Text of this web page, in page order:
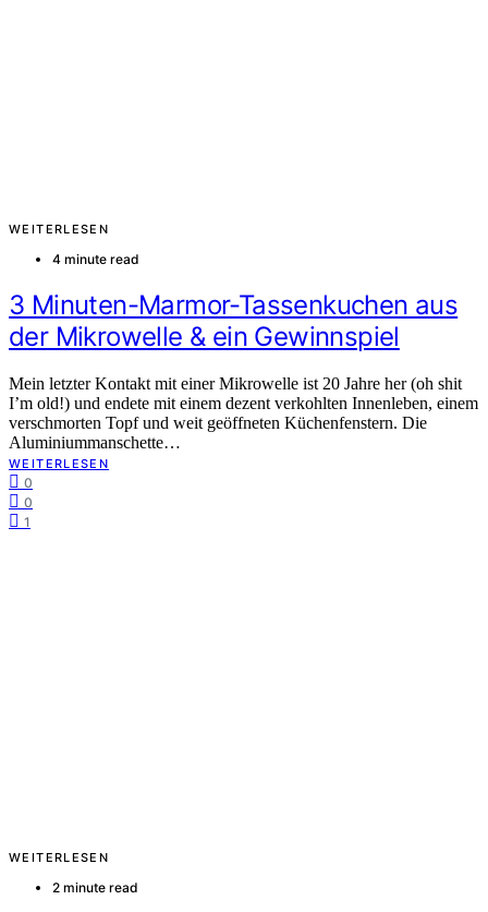
WEITERLESEN
4 minute read
3 Minuten-Marmor-Tassenkuchen aus
der Mikrowelle & ein Gewinnspiel
Mein letzter Kontakt mit einer Mikrowelle ist 20 Jahre her (oh shit
I’m old!) und endete mit einem dezent verkohlten Innenleben, einem
verschmorten Topf und weit geöffneten Küchenfenstern. Die
Aluminiummanschette…
WEITERLESEN
0
0
1
WEITERLESEN
2 minute read